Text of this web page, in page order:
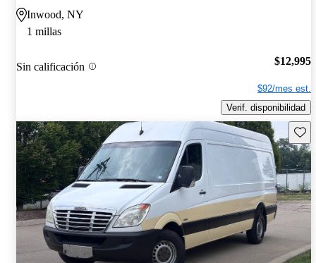
Inwood, NY
1 millas
Sin calificación $12,995
$92/mes est.
Verif. disponibilidad